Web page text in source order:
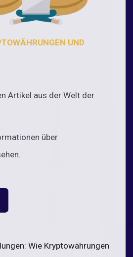
UND
Artikel aus der Welt der
über
Wie Kryptowährungen